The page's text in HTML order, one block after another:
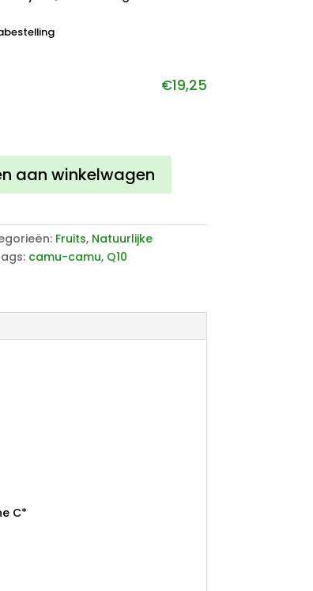
€19,25
aan winkelwagen
Fruits, Natuurlijke
camu-camu, Q10
C*